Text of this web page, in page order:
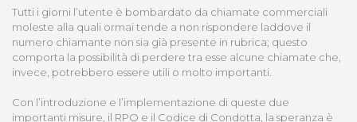
Tutti i giorni l’utente è bombardato da chiamate commerciali
moleste alla quali ormai tende a non rispondere laddove il
numero chiamante non sia già presente in rubrica; questo
comporta la possibilità di perdere tra esse alcune chiamate che,
invece, potrebbero essere utili o molto importanti.
Con l’introduzione e l’implementazione di queste due
importanti misure, il RPO e il Codice di Condotta, la speranza è